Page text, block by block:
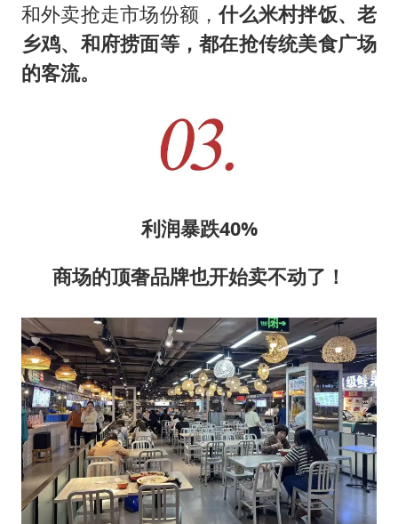
和外卖抢走市场份额，什么米村拌饭、老
乡鸡、和府捞面等，都在抢传统美食广场
的客流。
利润暴跌40%
商场的顶奢品牌也开始卖不动了！